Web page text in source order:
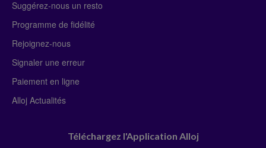
Suggérez-nous un resto
Programme de fidélité
Rejoignez-nous
Signaler une erreur
Paiement en ligne
Alloj Actualités
Téléchargez l'Application Alloj